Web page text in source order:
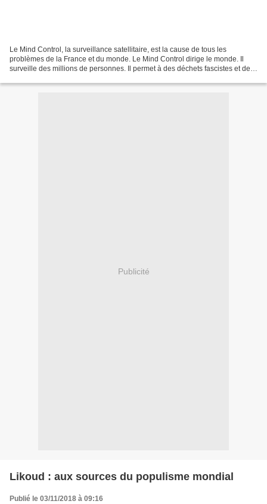
Le Mind Control, la surveillance satellitaire, est la cause de tous les
problèmes de la France et du monde. Le Mind Control dirige le monde. Il
surveille des millions de personnes. Il permet à des déchets fascistes et des
Publicité
Likoud : aux sources du populisme mondial
Publié le 03/11/2018 à 09:16